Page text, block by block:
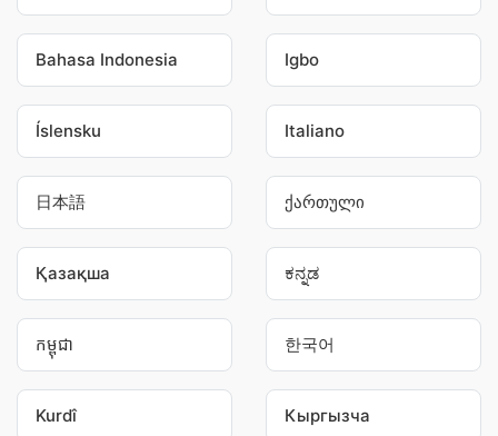
Bahasa Indonesia Igbo
Íslensku Italiano
日本語 ქართული
Қазақша ಕನ್ನಡ
កម្ពុជា 한국어
Kurdî Кыргызча